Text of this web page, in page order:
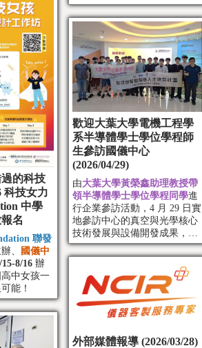
術研發與國際合作契機。
的科技
科技女力
中學
名
聯發
、
國儀中
15-8/16 辦
中女孩一
能！
歡迎大葉大學電機工程學
系半導體學士學位學程師
生參訪國儀中心
(2026/04/29)
由大葉大學黃榮鑫助理教授帶
領半導體學士學位學程同學進
行企業參訪活動，4 月 29 日實
地參訪中心的真空與光學核心
技術發展與設備開發成果，及
其在半導體產業的應用。
外部媒體報導 (2026/03/28)